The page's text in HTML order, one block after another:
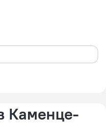
Каменце-